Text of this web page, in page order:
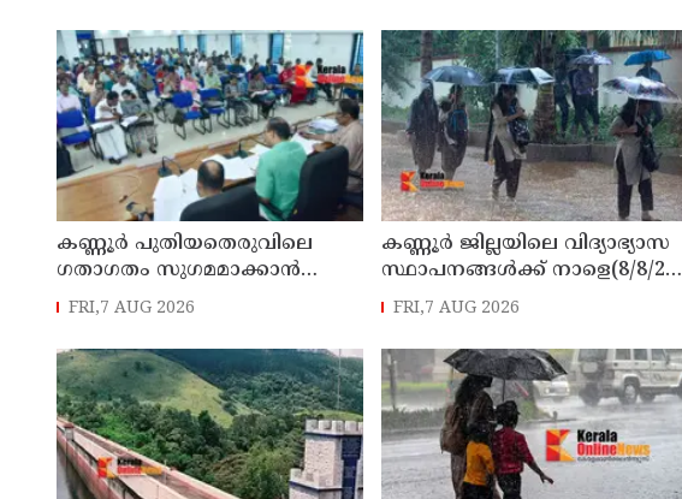
കണ്ണൂർ പുതിയതെരുവിലെ
ഗതാഗതം സുഗമമാക്കാന്‍
നടപടികള്‍ സ്വീകരിക്കും
FRI,7 AUG 2026
കണ്ണൂർ ജില്ലയിലെ വിദ്യാഭ്യാസ
സ്ഥാപനങ്ങള്‍ക്ക് നാളെ(8/8/26)
അവധി പ്രഖ്യാപിച്ചു
FRI,7 AUG 2026